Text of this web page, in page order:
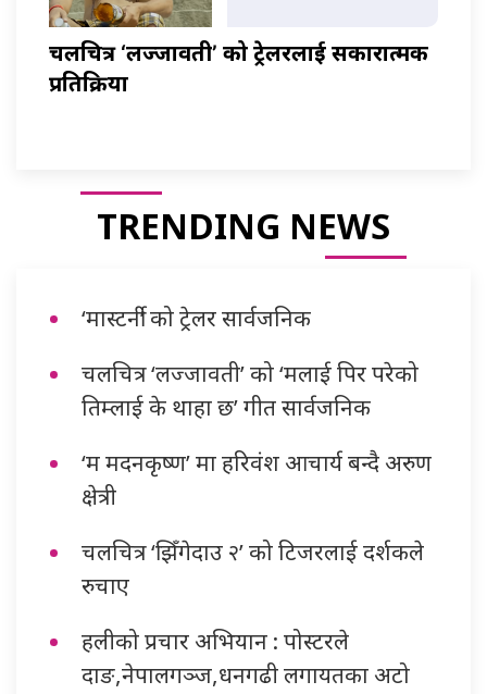
चलचित्र ‘लज्जावती’ को ट्रेलरलाई सकारात्मक
प्रतिक्रिया
TRENDING NEWS
‘मास्टर्नी’ को ट्रेलर सार्वजनिक
चलचित्र ‘लज्जावती’ को ‘मलाई पिर परेको
तिम्लाई के थाहा छ’ गीत सार्वजनिक
‘म मदनकृष्ण’ मा हरिवंश आचार्य बन्दै अरुण
क्षेत्री
चलचित्र ‘झिँगेदाउ २’ को टिजरलाई दर्शकले
रुचाए
हलीको प्रचार अभियान : पोस्टरले
दाङ,नेपालगञ्ज,धनगढी लगायतका अटो